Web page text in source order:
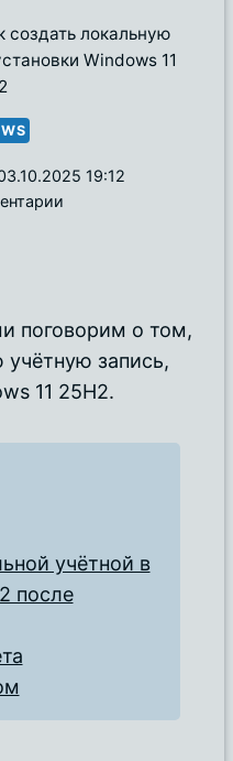
создать локальную
Windows 11
19:12
поговорим о том,
учётную запись,
11 25H2.
учётной в
после